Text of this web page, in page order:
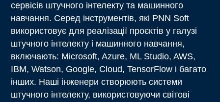
сервісів штучного інтелекту та машинного
навчання. Серед інструментів, які PNN Soft
використовує для реалізації проєктів у галузі
штучного інтелекту і машинного навчання,
включають: Microsoft, Azure, ML Studio, AWS,
IBM, Watson, Google, Cloud, TensorFlow і багато
інших. Наші інженери створюють системи
штучного інтелекту, використовуючи світові